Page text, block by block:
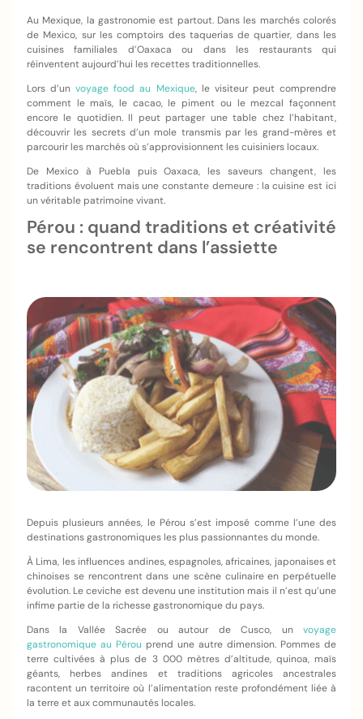
Au Mexique, la gastronomie est partout. Dans les marchés colorés
de Mexico, sur les comptoirs des taquerias de quartier, dans les
cuisines familiales d’Oaxaca ou dans les restaurants qui
réinventent aujourd’hui les recettes traditionnelles.
Lors d’unvoyage food au Mexique, le visiteur peut comprendre
comment le maïs, le cacao, le piment ou le mezcal façonnent
encore le quotidien. Il peut partager une table chez l’habitant,
découvrir les secrets d’un mole transmis par les grand-mères et
parcourir les marchés où s’approvisionnent les cuisiniers locaux.
De Mexico à Puebla puis Oaxaca, les saveurs changent, les
traditions évoluent mais une constante demeure : la cuisine est ici
un véritable patrimoine vivant.
Pérou : quand traditions et créativité
se rencontrent dans l’assiette
Depuis plusieurs années, le Pérou s’est imposé comme l’une des
destinations gastronomiques les plus passionnantes du monde.
À Lima, les influences andines, espagnoles, africaines, japonaises et
chinoises se rencontrent dans une scène culinaire en perpétuelle
évolution. Le ceviche est devenu une institution mais il n’est qu’une
infime partie de la richesse gastronomique du pays.
Dans la Vallée Sacrée ou autour de Cusco, un voyage
gastronomique au Pérou prend une autre dimension. Pommes de
terre cultivées à plus de 3 000 mètres d’altitude, quinoa, maïs
géants, herbes andines et traditions agricoles ancestrales
racontent un territoire où l’alimentation reste profondément liée à
la terre et aux communautés locales.